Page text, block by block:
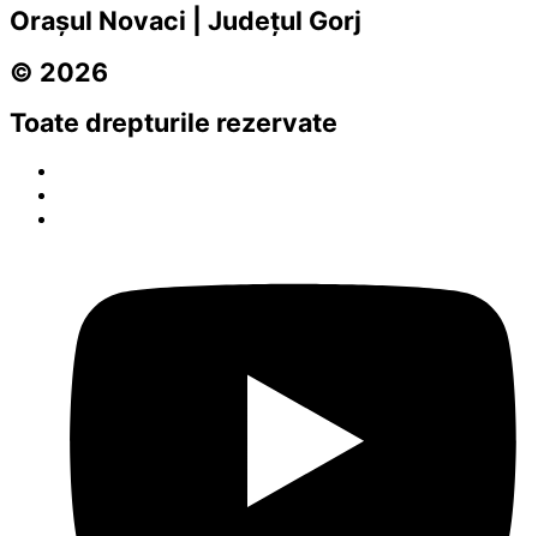
Orașul Novaci | Județul Gorj
© 2026
Toate drepturile rezervate